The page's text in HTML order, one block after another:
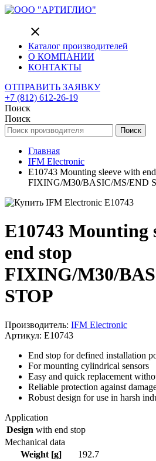
close
Каталог производителей
О КОМПАНИИ
КОНТАКТЫ
ОТПРАВИТЬ ЗАЯВКУ
+7 (812) 612-26-19
Поиск
Поиск
Поиск
Главная
IFM Electronic
E10743 Mounting sleeve with
FIXING/M30/BASIC/MS/END
E10743 Mounting
end stop
FIXING/M30/
STOP
Производитель: IFM Electronic
Артикул: E10743
End stop for defined installation
For mounting cylindrical sensors
Easy and quick replacement
Reliable protection against
Robust design for use in harsh
Application
Design with end stop
Mechanical data
Weight [g]
192.7